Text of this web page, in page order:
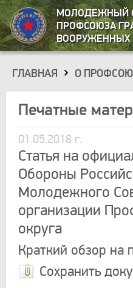
МОЛОДЕЖНЫЙ
ПРОФСОЮЗА
ВООРУЖЕННЫХ
ГЛАВНАЯ О
Печатные
01.05.2018 г.
Статья на
Обороны
Молодежного
организации
округа
Краткий обзор на
Сохранить